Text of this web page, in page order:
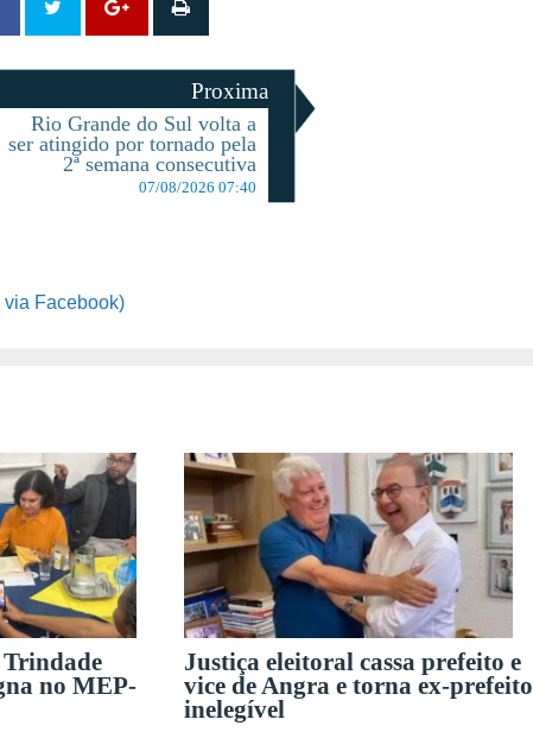
Proxima
Rio Grande do Sul volta a
ser atingido por tornado pela
2ª semana consecutiva
07/08/2026 07:40
Facebook)
no MEP-
Justiça eleitoral cassa prefeito e
vice de Angra e torna ex-prefeito
inelegível